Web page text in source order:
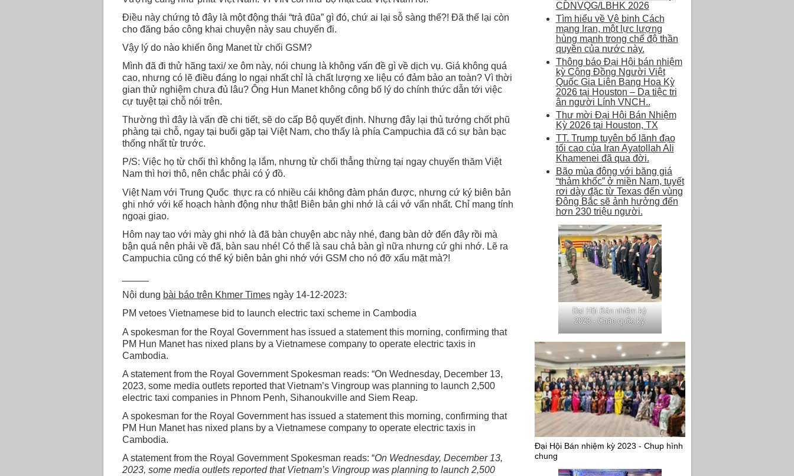
Điều này chứng tỏ đây là một động thái “trả đũa” gì đó, chứ ai lại sỗ sàng thế?! Đã thế lại còn
cho đăng báo công khai chuyện này sau chuyến đi.
Vậy lý do nào khiến ông Manet từ chối GSM?
Mình đã đi thử hãng taxi/ xe ôm này, nói chung là không vấn đề gì về dịch vụ. Giá không quá
cao, nhưng có lẽ điều đáng lo ngại nhất chỉ là chất lượng xe liệu có đảm bảo an toàn? Vì thời
gian thử nghiệm chưa đủ lâu? Ông Hun Manet không công bố lý do chính thức dẫn tới việc
cự tuyệt tại chỗ nói trên.
Thường thì đây là vấn đề chi tiết, sẽ do cấp Bộ quyết định. Nhưng đây lại thủ tướng chốt phũ
phàng tại chỗ, ngay tại buổi gặp tại Việt Nam, cho thấy là phía Campuchia đã có sự bàn bạc
thống nhất từ trước.
P/S: Việc họ từ chối thì không lạ lắm, nhưng từ chối thẳng thừng tại ngay chuyến thăm Việt
Nam thì hơi thô, nên chắc phải có ý đồ.
Việt Nam với Trung Quốc thực ra có nhiều cái không đàm phán được, nhưng cứ ký biên bản
ghi nhớ với kế hoạch hành động như thật! Biên bản ghi nhớ là cái vớ vẩn nhất. Chỉ mang tính
ngoại giao.
Hôm nay tao với mày ghi nhớ là đã bàn chuyện abc này nhé, đang bàn dở đến đây rồi mà
bận quá nên phải về đã, bàn sau nhé! Có thể là sau chả bàn gì nữa nhưng cứ ghi nhớ. Lẽ ra
Campuchia cũng có thể ký biên bản ghi nhớ với GSM cho nó đỡ xấu mặt mà?!
Nội dung bài báo trên Khmer Timesngày 14-12-2023:
PM vetoes Vietnamese bid to launch electric taxi scheme in Cambodia
A spokesman for the Royal Government has issued a statement this morning, confirming that
PM Hun Manet has nixed plans by a Vietnamese company to operate electric taxis in
Cambodia.
A statement from the Royal Government Spokesman reads: “On Wednesday, December 13,
2023, some media outlets reported that Vietnam’s Vingroup was planning to launch 2,500
electric taxi companies in Phnom Penh, Sihanoukville and Siem Reap.
A spokesman for the Royal Government has issued a statement this morning, confirming that
PM Hun Manet has nixed plans by a Vietnamese company to operate electric taxis in
Cambodia.
A statement from the Royal Government Spokesman reads: “On Wednesday, December 13,
2023, some media outlets reported that Vietnam’s Vingroup was planning to launch 2,500
CDNVQG/LBHK 2026
Tìm hiểu về Vệ binh Cách
mạng Iran, một lực lượng
hùng mạnh trong chế độ thần
quyền của nước này.
Thông báo Đại Hội bán nhiệm
kỳ Cộng Đồng Người Việt
Quốc Gia Liên Bang Hoa Kỳ
2026 tại Houston – Dạ tiệc tri
ân người Lính VNCH..
Thư mời Đại Hội Bán Nhiệm
Kỳ 2026 tại Houston, TX
TT. Trump tuyên bố lãnh đạo
tối cao của Iran Ayatollah Ali
Khamenei đã qua đời.
Bão mùa đông với băng giá
“thảm khốc” ở miền Nam, tuyết
rơi dày đặc từ Texas đến vùng
Đông Bắc sẽ ảnh hưởng đến
hơn 230 triệu người.
Đại Hội Bán nhiệm kỳ
2023 - Chào quốc kỳ
Đại Hội Bán nhiệm kỳ 2023 - Chup hình
chung